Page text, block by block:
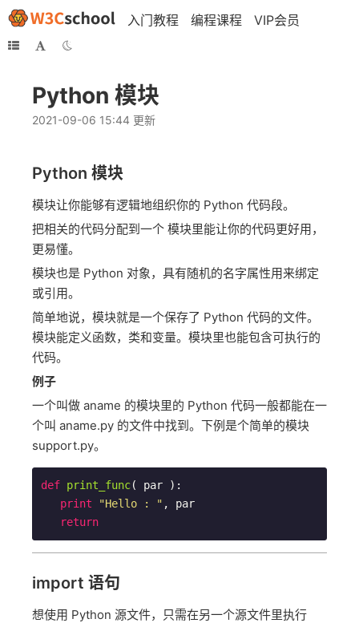
入门教程 编程课程 VIP会员
Python 模块
2021-09-06 15:44 更新
Python 模块
模块让你能够有逻辑地组织你的 Python 代码段。
把相关的代码分配到一个 模块里能让你的代码更好用，
更易懂。
模块也是 Python 对象，具有随机的名字属性用来绑定
或引用。
简单地说，模块就是一个保存了 Python 代码的文件。
模块能定义函数，类和变量。模块里也能包含可执行的
代码。
例子
一个叫做 aname 的模块里的 Python 代码一般都能在一
个叫 aname.py 的文件中找到。下例是个简单的模块
support.py。
def print_func( par ) :
print
"Hello : " , par
return
import 语句
想使用 Python 源文件，只需在另一个源文件里执行